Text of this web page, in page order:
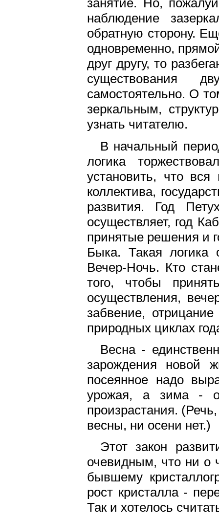
занятие. Но,
наблюдение
обратную сторону.
одновременно,
друг другу, то
существования
самостоятельно. О
зеркальным,
узнать читателю.
В начальный
логика
установить, что
коллектива,
развития. Год
осуществляет, год
принятые решения и
Быка. Такая логика
Вечер-Ночь. Кто
того, чтобы
осуществления,
забвение,
природных циклах
Весна -
зарождения новой
посеянное надо
урожая, а зима -
произрастания.
весны, ни осени нет.)
Этот закон
очевидным, что ни о
бывшему
рост кристалла -
Так и хотелось